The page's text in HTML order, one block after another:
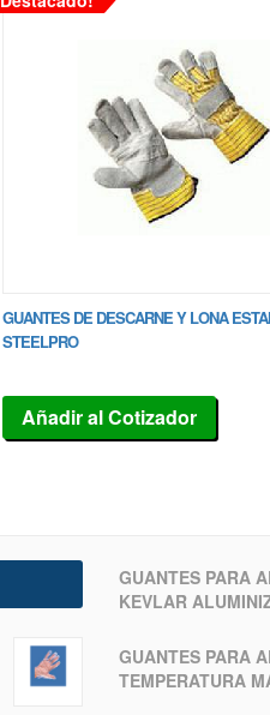
GUANTES DE DESCARNE Y LONA
STEELPRO
Añadir al Cotizador
GUANTES PARA
KEVLAR
GUANTES PARA
TEMPERATURA